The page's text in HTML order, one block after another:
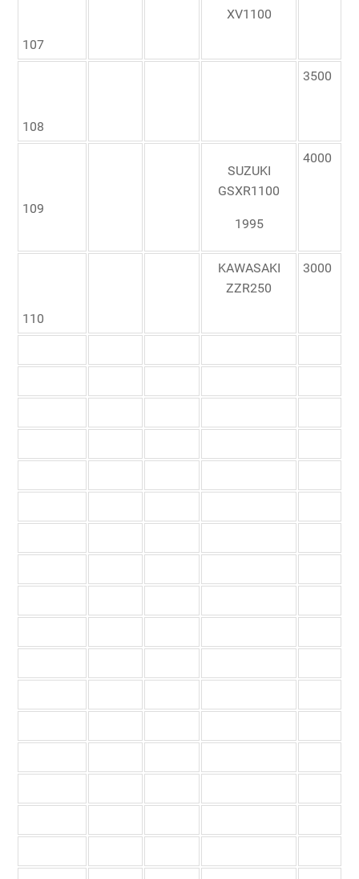
107
XV1100
108
3500
109
SUZUKI
GSXR1100
1995
4000
110
KAWASAKI
ZZR250
3000